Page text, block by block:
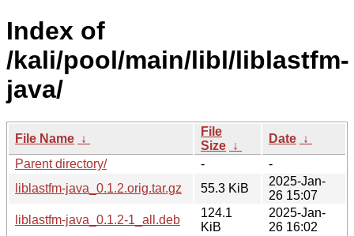
Index of
/kali/pool/main/libl/liblastfm-
java/
File Name ↓
File
Size ↓
Date ↓
Parent directory/
-
-
liblastfm-java_0.1.2.orig.tar.gz
55.3 KiB
2025-Jan-
26 15:07
liblastfm-java_0.1.2-1_all.deb
124.1
KiB
2025-Jan-
26 16:02